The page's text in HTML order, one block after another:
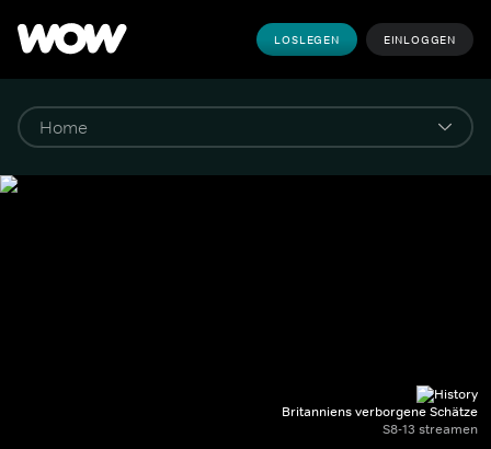
LOSLEGEN EINLOGGEN
Britanniens verborgene Schätze
S8-13 streamen